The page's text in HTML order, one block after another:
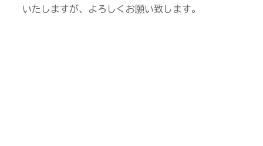
いたしますが、よろしくお願い致します。